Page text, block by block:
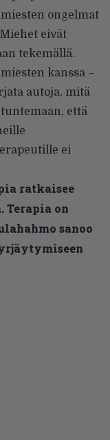
ongelmat
eivät
tekemällä.
kanssa –
autoja, mitä
että
ei
ratkaisee
Terapia on
sanoo